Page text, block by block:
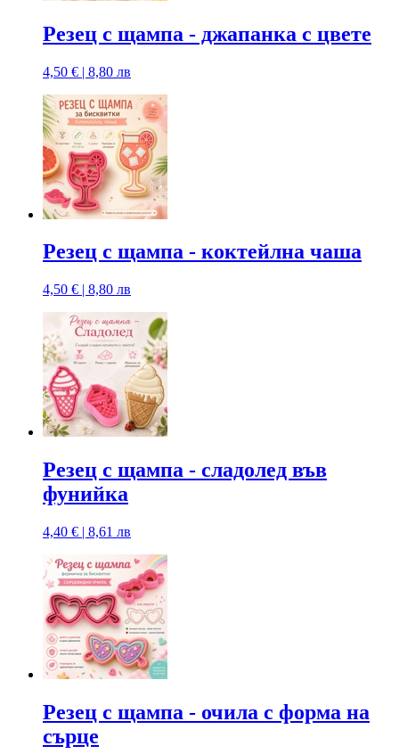
Резец с щампa - джапанка с цвете
4,50 € | 8,80 лв
Резец с щампa - коктейлна чаша
4,50 € | 8,80 лв
Резец с щампa - сладолед във
фунийка
4,40 € | 8,61 лв
Резец с щампа - очила с форма на
сърце